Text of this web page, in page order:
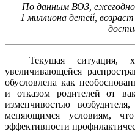
По данным ВОЗ,
1 миллиона детей,
Текущая ситуация,
увеличивающейся
обусловлена как
и отказом родителей от
изменчивостью
меняющимся условиям,
эффективности